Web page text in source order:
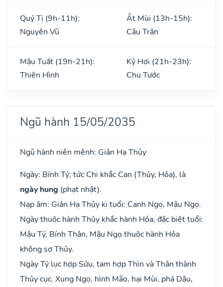
Quý Tị (9h-11h):
Nguyên Vũ
Ất Mùi (13h-15h):
Câu Trận
Mậu Tuất (19h-21h):
Thiên Hình
Kỷ Hợi (21h-23h):
Chu Tước
Ngũ hành 15/05/2035
Ngũ hành niên mệnh: Giản Hạ Thủy
Ngày: Bính Tý; tức Chi khắc Can (Thủy, Hỏa), là
ngày hung (phạt nhật).
Nạp âm: Giản Hạ Thủy kị tuổi: Canh Ngọ, Mậu Ngọ.
Ngày thuộc hành Thủy khắc hành Hỏa, đặc biệt tuổi:
Mậu Tý, Bính Thân, Mậu Ngọ thuộc hành Hỏa
không sợ Thủy.
Ngày Tý lục hợp Sửu, tam hợp Thìn và Thân thành
Thủy cục. Xung Ngọ, hình Mão, hại Mùi, phá Dậu,